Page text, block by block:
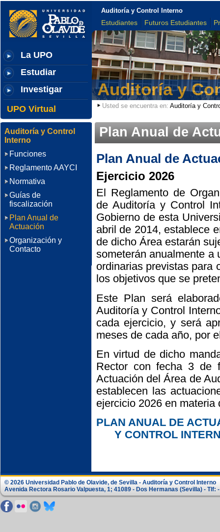
La UPO
Estudiar
Investigar
UPO Virtual
Auditoría y Control Interno
Estudiantes Futuros Estudiantes
Auditoría y
Usted se encuentra en: Auditoría y
Plan Anual de
Plan Anual de
Ejercicio 2026
El Reglamento de
de Auditoría y Control
Gobierno de esta
abril de 2014, establece
de dicho Área estarán
someterán anualmente a
ordinarias previstas para
los objetivos que se
Este Plan será
Auditoría y Control
cada ejercicio, y será
meses de cada año, por
En virtud de dicho
Rector con fecha 3 de
Actuación del Área de
establecen las
ejercicio 2026 en
PLAN ANUAL DE
Y CONTROL
Auditoría y Control
Interno
Funciones
Reglamento AAYCI
Normativa
Guías de
fiscalización
Plan Anual de
Actuación
Organización y
Contacto
© 2026 Universidad Pablo de Olavide, de Sevilla - Auditoría y Control Interno
Avenida Rectora Rosario Valpuesta, 1; 41089 - Dos Hermanas (Sevilla) - Tlf: -